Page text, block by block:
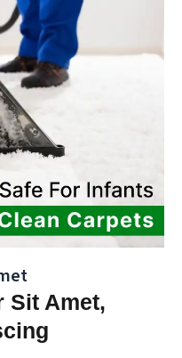
Sit Amet,